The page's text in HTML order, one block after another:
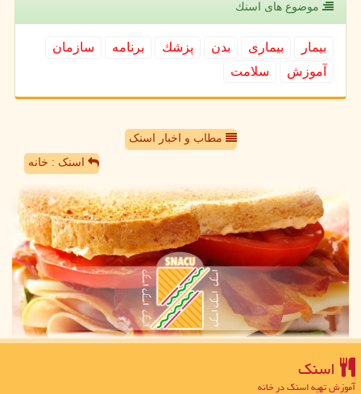
موضوع های اسنك
بیمار بیماری بدن پزشك برنامه
سازمان
آموزش
سلامت
مطاب و اخبار اسنک
اسنک : خانه
اسنك
آموزش تهیه اسنک در خانه